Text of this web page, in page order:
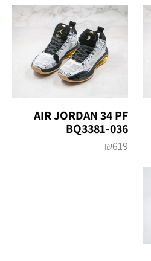
AIR JORDAN 34 PF
BQ3381-036
₪619